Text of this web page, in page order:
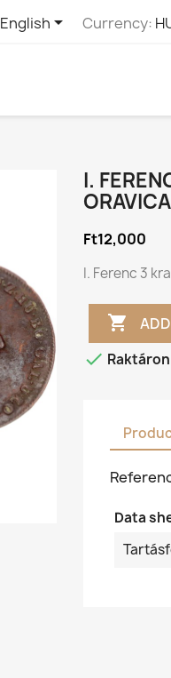
English Currency:
I.
Ft12,000
I. Ferenc 3

 Raktáron
Data